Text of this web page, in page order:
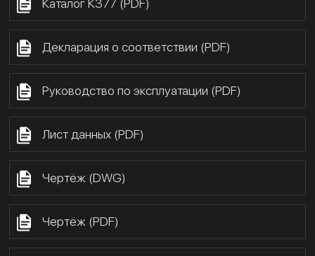
Каталог К377 (PDF)
Декларация о соответствии (PDF)
Руководство по эксплуатации (PDF)
Лист данных (PDF)
Чертёж (DWG)
Чертёж (PDF)